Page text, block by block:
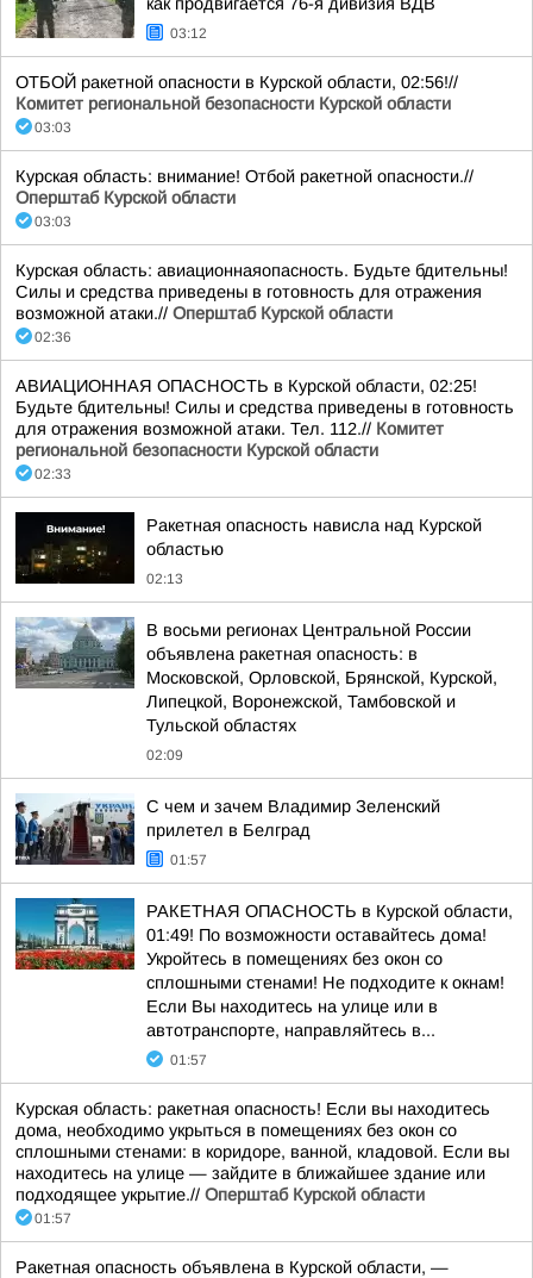
03:12
ОТБОЙ ракетной опасности в Курской области, 02:56!//
Комитет региональной безопасности Курской области
03:03
Курская область: внимание! Отбой ракетной опасности.//
Оперштаб Курской области
03:03
Курская область: авиационнаяопасность. Будьте бдительны!
Силы и средства приведены в готовность для отражения
возможной атаки.// Оперштаб Курской области
02:36
АВИАЦИОННАЯ ОПАСНОСТЬ в Курской области, 02:25!
Будьте бдительны! Силы и средства приведены в готовность
для отражения возможной атаки. Тел. 112.// Комитет
региональной безопасности Курской области
02:33
Ракетная опасность нависла над Курской
областью
02:13
В восьми регионах Центральной России
объявлена ракетная опасность: в
Московской, Орловской, Брянской, Курской,
Липецкой, Воронежской, Тамбовской и
Тульской областях
02:09
С чем и зачем Владимир Зеленский
прилетел в Белград
01:57
РАКЕТНАЯ ОПАСНОСТЬ в Курской области,
01:49! По возможности оставайтесь дома!
Укройтесь в помещениях без окон со
сплошными стенами! Не подходите к окнам!
Если Вы находитесь на улице или в
автотранспорте, направляйтесь в...
01:57
Курская область: ракетная опасность! Если вы находитесь
дома, необходимо укрыться в помещениях без окон со
сплошными стенами: в коридоре, ванной, кладовой. Если вы
находитесь на улице — зайдите в ближайшее здание или
подходящее укрытие.// Оперштаб Курской области
01:57
Ракетная опасность объявлена в Курской области, —